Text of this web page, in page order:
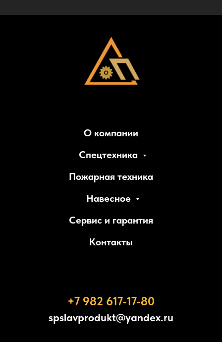
О компании
Спецтехника
Пожарная техника
Навесное
Сервис и гарантия
Контакты
+7 982 617-17-80
spslavprodukt@yandex.ru